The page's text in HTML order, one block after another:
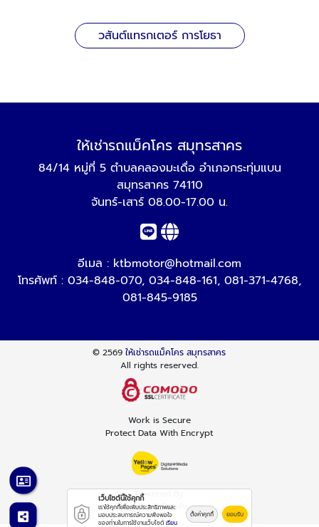
วสันต์แทรกเตอร์ การโยธา
ให้เช่ารถแม็คโคร สมุทรสาคร
84/14 หมู่ที่ 5 ตำบลคลองมะเดื่อ อำเภอกระทุ่มแบน
สมุทรสาคร 74110
จันทร์-เสาร์ 08.00-17.00 น.
อีเมล : ktbmotor@hotmail.com
โทรศัพท์ : 034-848-070, 034-848-161, 081-371-4768,
081-845-9185
© 2569ให้เช่ารถแม็คโคร สมุทรสาคร
All rights reserved.
Work is Secure
Protect Data With Encrypt
Powered By
Thailand YellowPages
เว็บไซต์นี้ใช้คุกกี้
เราใช้คุกกี้เพื่อเพิ่มประสิทธิภาพและ
มอบประสบการณ์ความพึงพอใจ
ของท่านในการใช้งานเว็บไซต์ เรียน
ตั้งค่าคุกกี้ ยอมรับ